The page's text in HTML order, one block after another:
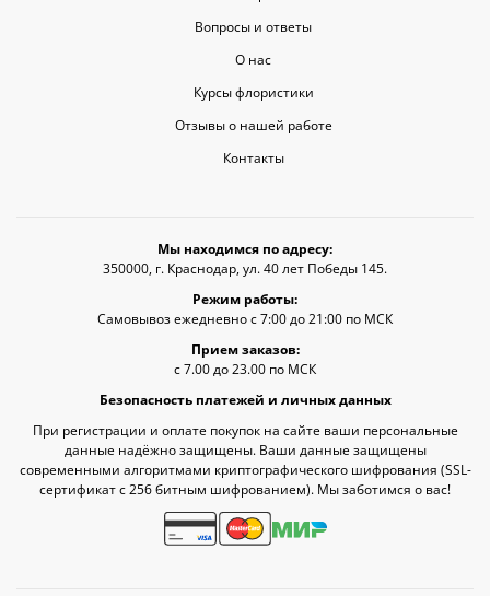
Вопросы и ответы
О нас
Курсы флористики
Отзывы о нашей работе
Контакты
Мы находимся по адресу:
350000, г. Краснодар, ул. 40 лет Победы 145.
Режим работы:
Самовывоз ежедневно с 7:00 до 21:00 по МСК
Прием заказов:
с 7.00 до 23.00 по МСК
Безопасность платежей и личных данных
При регистрации и оплате покупок на сайте ваши персональные
данные надёжно защищены. Ваши данные защищены
современными алгоритмами криптографического шифрования (SSL-
сертификат c 256 битным шифрованием). Мы заботимся о вас!